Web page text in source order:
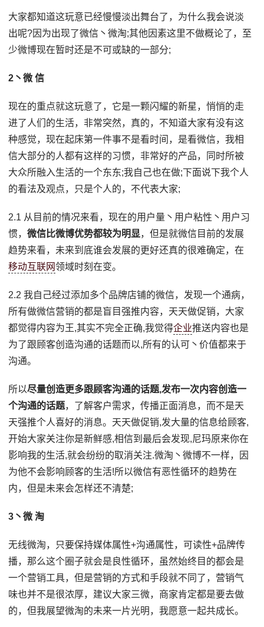
大家都知道这玩意已经慢慢淡出舞台了，为什么我会说淡
出呢?因为出现了微信丶微淘;其他因素这里不做概论了，至
少微博现在暂时还是不可或缺的一部分;
2丶微 信
现在的重点就这玩意了，它是一颗闪耀的新星，悄悄的走
进了人们的生活，非常突然，真的，不知道大家有没有这
种感觉，现在起床第一件事不是看时间，是看微信，我相
信大部分的人都有这样的习惯，非常好的产品，同时所被
大众所融入生活的一个东东;我自己也在做;下面说下我个人
的看法及观点，只是个人的，不代表大家;
2.1 从目前的情况来看，现在的用户量丶用户粘性丶用户习
惯，微信比微博优势都较为明显，但是就微信目前的发展
趋势来看，未来到底谁会发展的更好还真的很难确定，在
移动互联网领域时刻在变。
2.2 我自己经过添加多个品牌店铺的微信，发现一个通病，
所有做微信营销的都是盲目强推内容，天天做促销，大家
都觉得内容为王,其实不完全正确,我觉得企业推送内容也是
为了跟顾客创造沟通的话题而以,所有的认可丶价值都来于
沟通。
所以尽量创造更多跟顾客沟通的话题,发布一次内容创造一
个沟通的话题，了解客户需求，传播正面消息，而不是天
天强推个人喜好的消息。天天做促销,发大量的信息给顾客,
开始大家关注你是新鲜感,相信到最后会发现,尼玛原来你在
影响我的生活,就会纷纷的取消关注.微淘丶微博不一样，因
为他不会影响顾客的生活!所以微信有恶性循环的趋势在
内，但是未来会怎样还不清楚;
3丶微 淘
无线微淘，只要保持媒体属性+沟通属性，可读性+品牌传
播，那么这个圈子就会是良性循环，虽然始终目的都会是
一个营销工具，但是营销的方式和手段就不同了，营销气
味也并不是很浓厚，建议大家三微，商家肯定都是要去做
的，但我展望微淘的未来一片光明，我愿意一起共成长。